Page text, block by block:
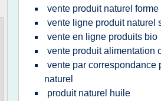
vente produit naturel forme
vente ligne produit naturel
vente en ligne produits bio
vente produit alimentation
vente par correspondance
naturel
produit naturel huile